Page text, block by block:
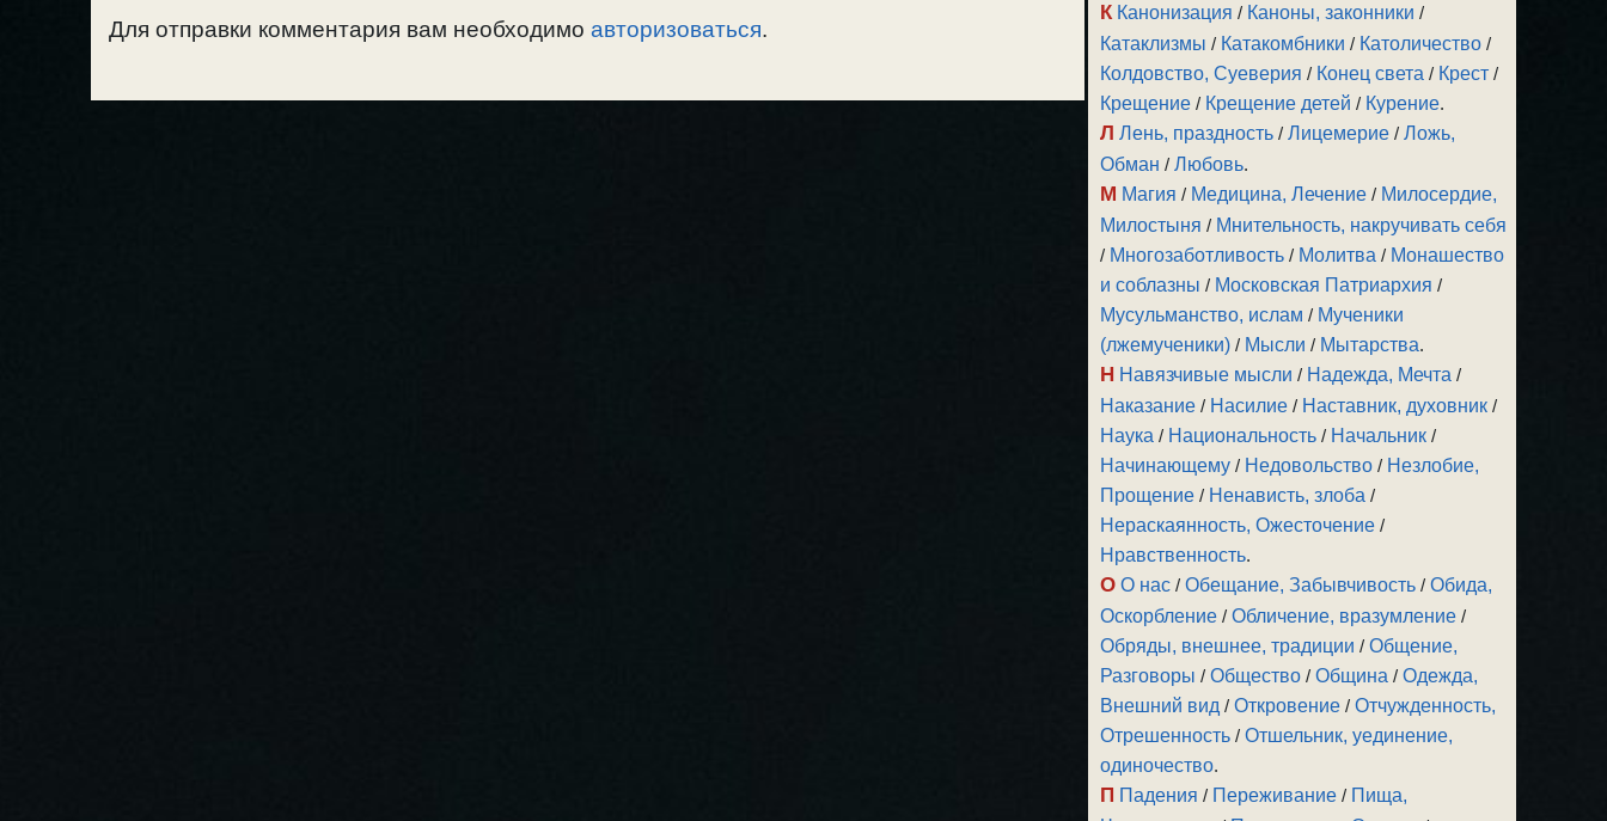
Для отправки комментария вам необходимо авторизоваться.
К Канонизация / Каноны, законники /
Катаклизмы / Катакомбники / Католичество /
Колдовство, Суеверия / Конец света / Крест /
Крещение / Крещение детей / Курение.
Л Лень, праздность /Лицемерие /Ложь,
Обман /Любовь.
М Магия / Медицина, Лечение / Милосердие,
Милостыня / Мнительность, накручивать себя
/ Многозаботливость / Молитва / Монашество
и соблазны / Московская Патриархия /
Мусульманство, ислам / Мученики
(лжемученики) / Мысли / Мытарства.
Н Навязчивые мысли / Надежда, Мечта /
Наказание / Насилие / Наставник, духовник /
Наука / Национальность / Начальник /
Начинающему / Недовольство / Незлобие,
Прощение / Ненависть, злоба /
Нераскаянность, Ожесточение /
Нравственность.
О О нас /Обещание, Забывчивость /Обида,
Оскорбление /Обличение, вразумление /
Обряды, внешнее, традиции /Общение,
Разговоры /Общество /Община /Одежда,
Внешний вид /Откровение /Отчужденность,
Отрешенность /Отшельник, уединение,
одиночество.
П Падения / Переживание / Пища,